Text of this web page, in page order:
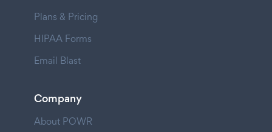
Plans & Pricing
HIPAA Forms
Email Blast
Company
About POWR